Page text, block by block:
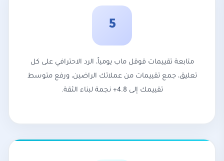
5
متابعة تقييمات قوقل ماب يومياً، الرد الاحترافي على كل
تعليق، جمع تقييمات من عملائك الراضين، ورفع متوسط
تقييمك إلى 4.8+ نجمة لبناء الثقة.